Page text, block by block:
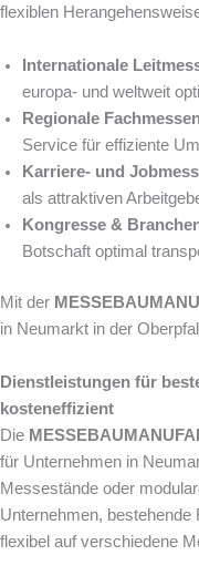
flexiblen
Internationale
europa- und weltweit
Regionale
Service für effiziente
Karriere- und
als attraktiven
Kongresse &
Botschaft optimal
Mit der
in Neumarkt in der
Dienstleistungen für
kosteneffizient
Die
für Unternehmen in
Messestände oder
Unternehmen, bestehende
flexibel auf verschiedene